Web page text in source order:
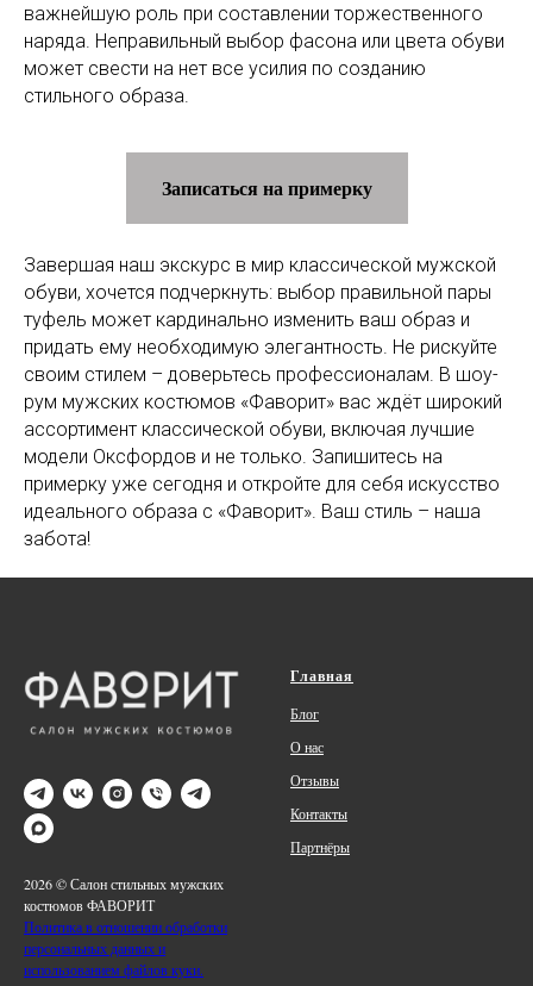
важнейшую роль при составлении торжественного
наряда. Неправильный выбор фасона или цвета обуви
может свести на нет все усилия по созданию
стильного образа.
Записаться на примерку
Завершая наш экскурс в мир классической мужской
обуви, хочется подчеркнуть: выбор правильной пары
туфель может кардинально изменить ваш образ и
придать ему необходимую элегантность. Не рискуйте
своим стилем – доверьтесь профессионалам. В шоу-
рум мужских костюмов «Фаворит» вас ждёт широкий
ассортимент классической обуви, включая лучшие
модели Оксфордов и не только. Запишитесь на
примерку уже сегодня и откройте для себя искусство
идеального образа с «Фаворит». Ваш стиль – наша
забота!
2026 © Салон стильных мужских
костюмов ФАВОРИТ
Политика в отношении обработки
персональных данных и
использованием файлов куки.
Главная
Блог
О нас
Отзывы
Контакты
Партнёры